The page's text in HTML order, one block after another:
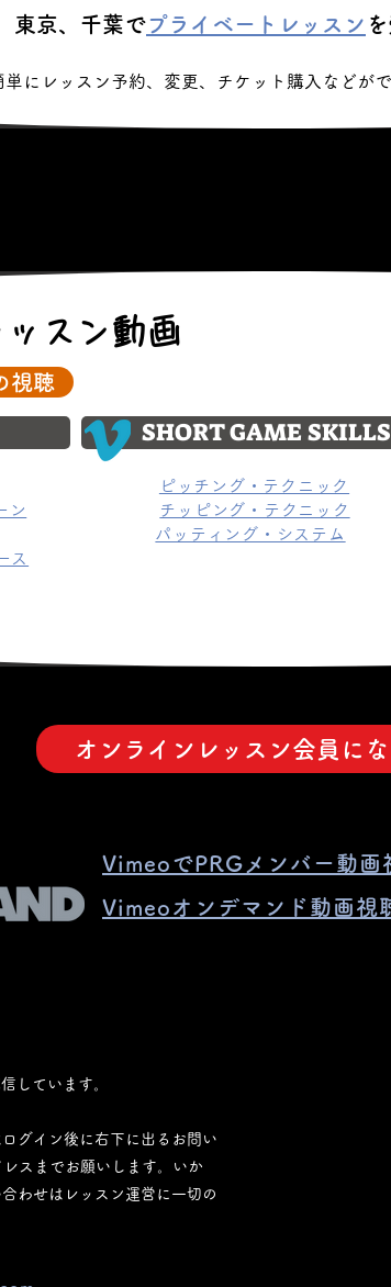
東京、千葉で プライベートレッスン
単にレッスン予約、変更、チケット購入などがで
スン動画
視聴
ン
ス
SHORT GAME SKILLS
ピッチング・テクニック
チッピング・テクニック
パッティング・システム
オンラインレッスン会員にな
VimeoでPRGメンバー動画
Vimeoオンデマンド動画視
しています。
グイン後に右下に出るお問い
スまでお願いします。
いか
わせはレッスン運営に一切の